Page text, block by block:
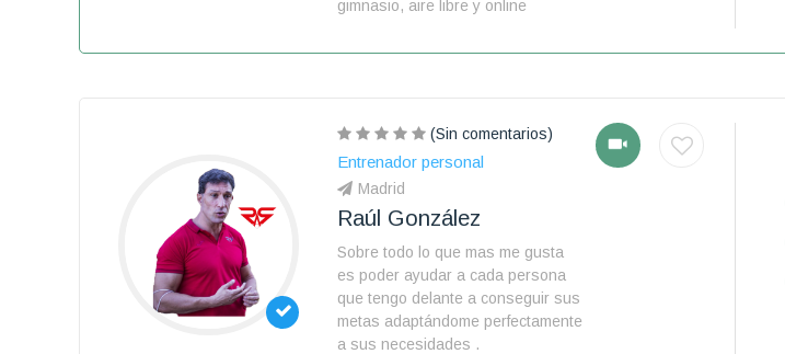
gimnasio, aire libre y online
(Sin comentarios)
Entrenador personal
Madrid
Raúl González
Sobre todo lo que mas me gusta
es poder ayudar a cada persona
que tengo delante a conseguir sus
metas adaptándome perfectamente
a sus necesidades .